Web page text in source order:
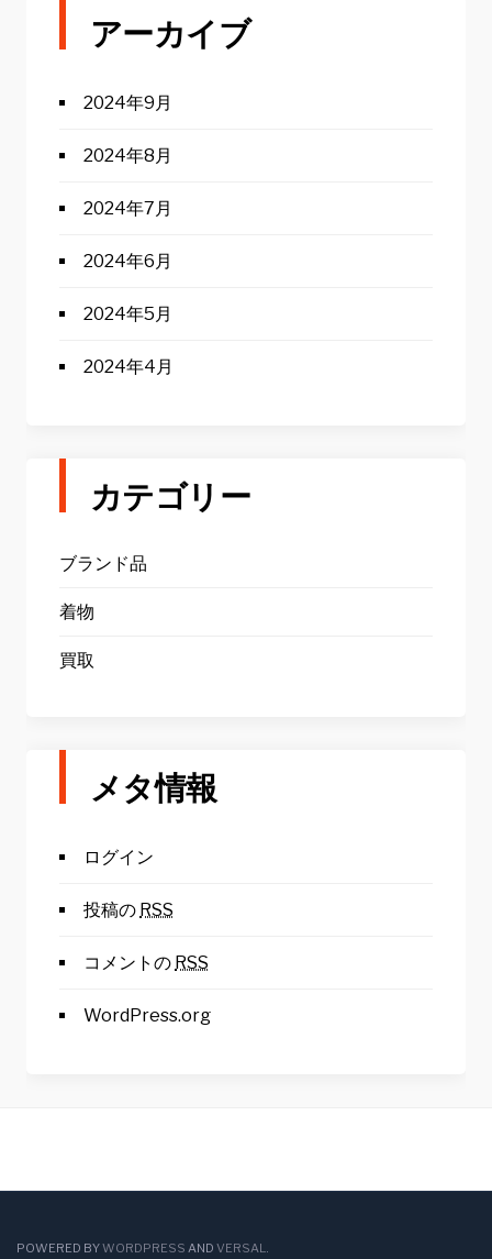
アーカイブ
2024年9月
2024年8月
2024年7月
2024年6月
2024年5月
2024年4月
カテゴリー
ブランド品
着物
買取
メタ情報
ログイン
投稿の RSS
コメントの RSS
WordPress.org
POWERED BYWORDPRESS AND VERSAL.